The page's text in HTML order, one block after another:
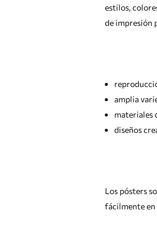
estilos,
de impresión
amplia
materiales
diseños
Los pósters
fácilmente en